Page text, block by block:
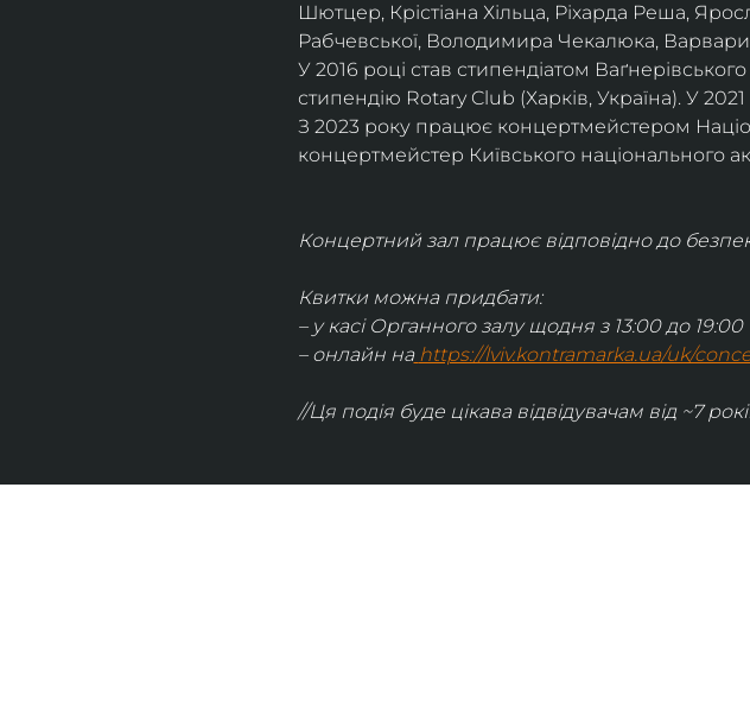
Шютцер, Крістіана Хільца, Ріхарда Реша,
Рабчевської, Володимира Чекалюка, Варвари
У 2016 році став стипендіатом
стипендію Rotary Club (Харків, Україна). У
З 2023 року працює концертмейстером
концертмейстер Київського національного
Концертний зал працює відповідно до
Квитки можна придбати:
– у касі Органного залу щодня з 13:00 до 19:00
– онлайн на https://lviv.kontramarka.ua/uk/
//Ця подія буде цікава відвідувачам від ~7